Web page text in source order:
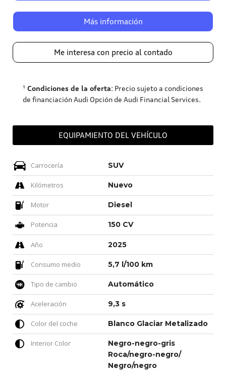
Más información
Me interesa con precio al contado
¹ Condiciones de la oferta: Precio sujeto a condiciones
de financiación Audi Opción de Audi Financial Services.
EQUIPAMIENTO DEL VEHÍCULO
Carrocería SUV
Kilómetros Nuevo
Motor Diesel
Potencia 150 CV
Año 2025
Consumo medio 5,7 l/100 km
Tipo de cambio Automático
Aceleración 9,3 s
Color del coche Blanco Glaciar Metalizado
Interior Color
Negro-negro-gris
Roca/negro-negro/
Negro/negro